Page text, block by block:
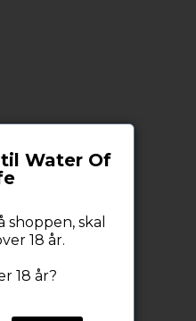
Water Of
shoppen, skal
18 år.
18 år?